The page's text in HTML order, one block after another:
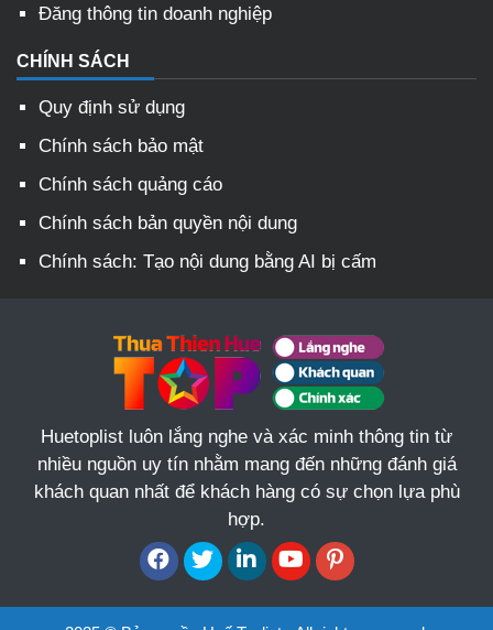
Đăng thông tin doanh nghiệp
CHÍNH SÁCH
Quy định sử dụng
Chính sách bảo mật
Chính sách quảng cáo
Chính sách bản quyền nội dung
Chính sách: Tạo nội dung bằng AI bị cấm
Huetoplist luôn lắng nghe và xác minh thông tin từ
nhiều nguồn uy tín nhằm mang đến những đánh giá
khách quan nhất để khách hàng có sự chọn lựa phù
hợp.